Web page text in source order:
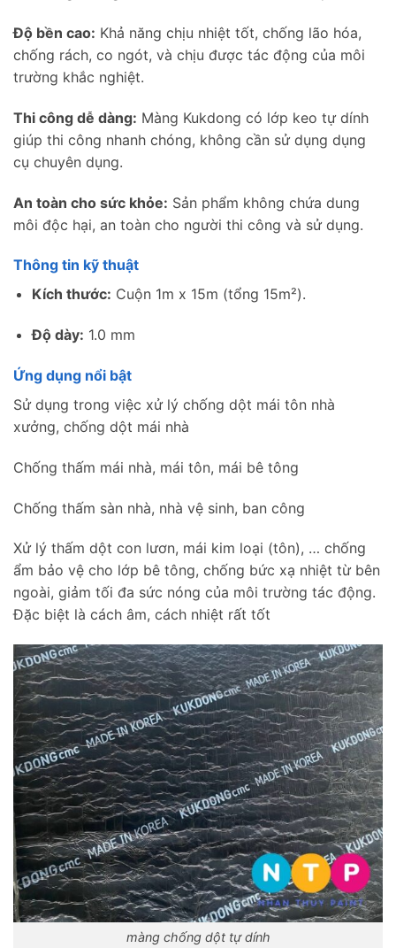
Độ bền cao: Khả năng chịu nhiệt tốt, chống lão hóa,
chống rách, co ngót, và chịu được tác động của môi
trường khắc nghiệt.
Thi công dễ dàng: Màng Kukdong có lớp keo tự dính
giúp thi công nhanh chóng, không cần sử dụng dụng
cụ chuyên dụng.
An toàn cho sức khỏe: Sản phẩm không chứa dung
môi độc hại, an toàn cho người thi công và sử dụng.
Thông tin kỹ thuật
Kích thước: Cuộn 1m x 15m (tổng 15m²).
Độ dày: 1.0 mm
Ứng dụng nổi bật
Sử dụng trong việc xử lý chống dột mái tôn nhà
xưởng, chống dột mái nhà
Chống thấm mái nhà, mái tôn, mái bê tông
Chống thấm sàn nhà, nhà vệ sinh, ban công
Xử lý thấm dột con lươn, mái kim loại (tôn), … chống
ẩm bảo vệ cho lớp bê tông, chống bức xạ nhiệt từ bên
ngoài, giảm tối đa sức nóng của môi trường tác động.
Đặc biệt là cách âm, cách nhiệt rất tốt
màng chống dột tự dính